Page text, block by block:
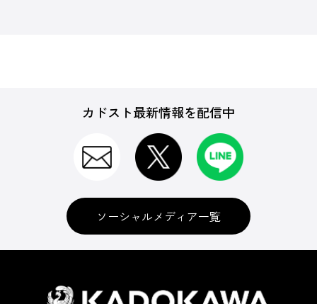
カドスト最新情報を配信中
ソーシャルメディア一覧